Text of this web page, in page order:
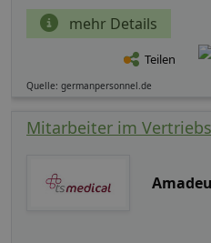
mehr Details
Teilen
Quelle: germanpersonnel.de
Mitarbeiter im